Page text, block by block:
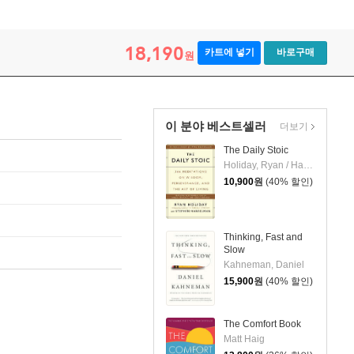
18,190원 카트에 넣기 바로구매
이 분야 베스트셀러
The Daily Stoic
Holiday, Ryan / Hanselman, Stephen
10,900원 (40% 할인)
Thinking, Fast and
Slow
Kahneman, Daniel
15,900원 (40% 할인)
The Comfort Book
Matt Haig
더보기